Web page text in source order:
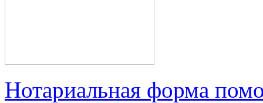
Нотариальная форма